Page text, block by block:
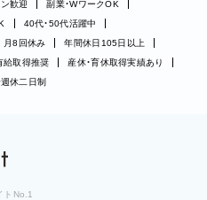
歓迎
副業・WワークOK
40代・50代活躍中
月8回休み
年間休日105日以上
給取得推奨
産休・育休取得実績あり
休二日制
トNo.1